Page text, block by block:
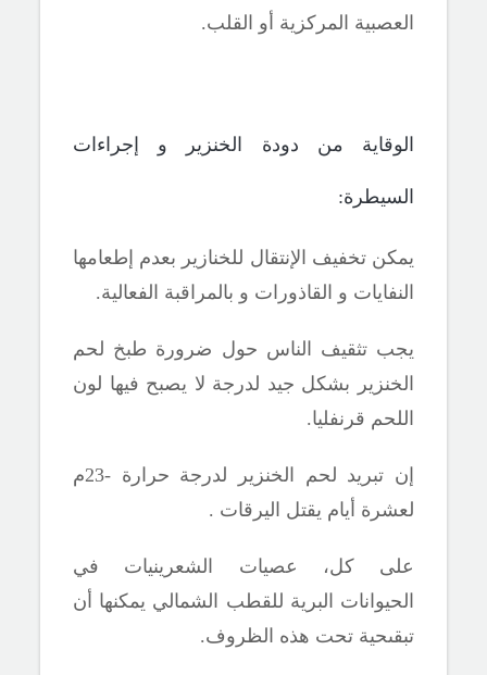
العصبية المركزية أو القلب.
الوقاية من دودة الخنزير و إجراءات
السيطرة:
يمكن تخفيف الإنتقال للخنازير بعدم إطعامها
النفايات و القاذورات و بالمراقبة الفعالية.
يجب تثقيف الناس حول ضرورة طبخ لحم
الخنزير بشكل جيد لدرجة لا يصبح فيها لون
اللحم قرنفليا.
إن تبريد لحم الخنزير لدرجة حرارة -23م
لعشرة أيام يقتل اليرقات .
على كل، عصيات الشعرينيات في
الحيوانات البرية للقطب الشمالي يمكنها أن
تبقىحية تحت هذه الظروف.